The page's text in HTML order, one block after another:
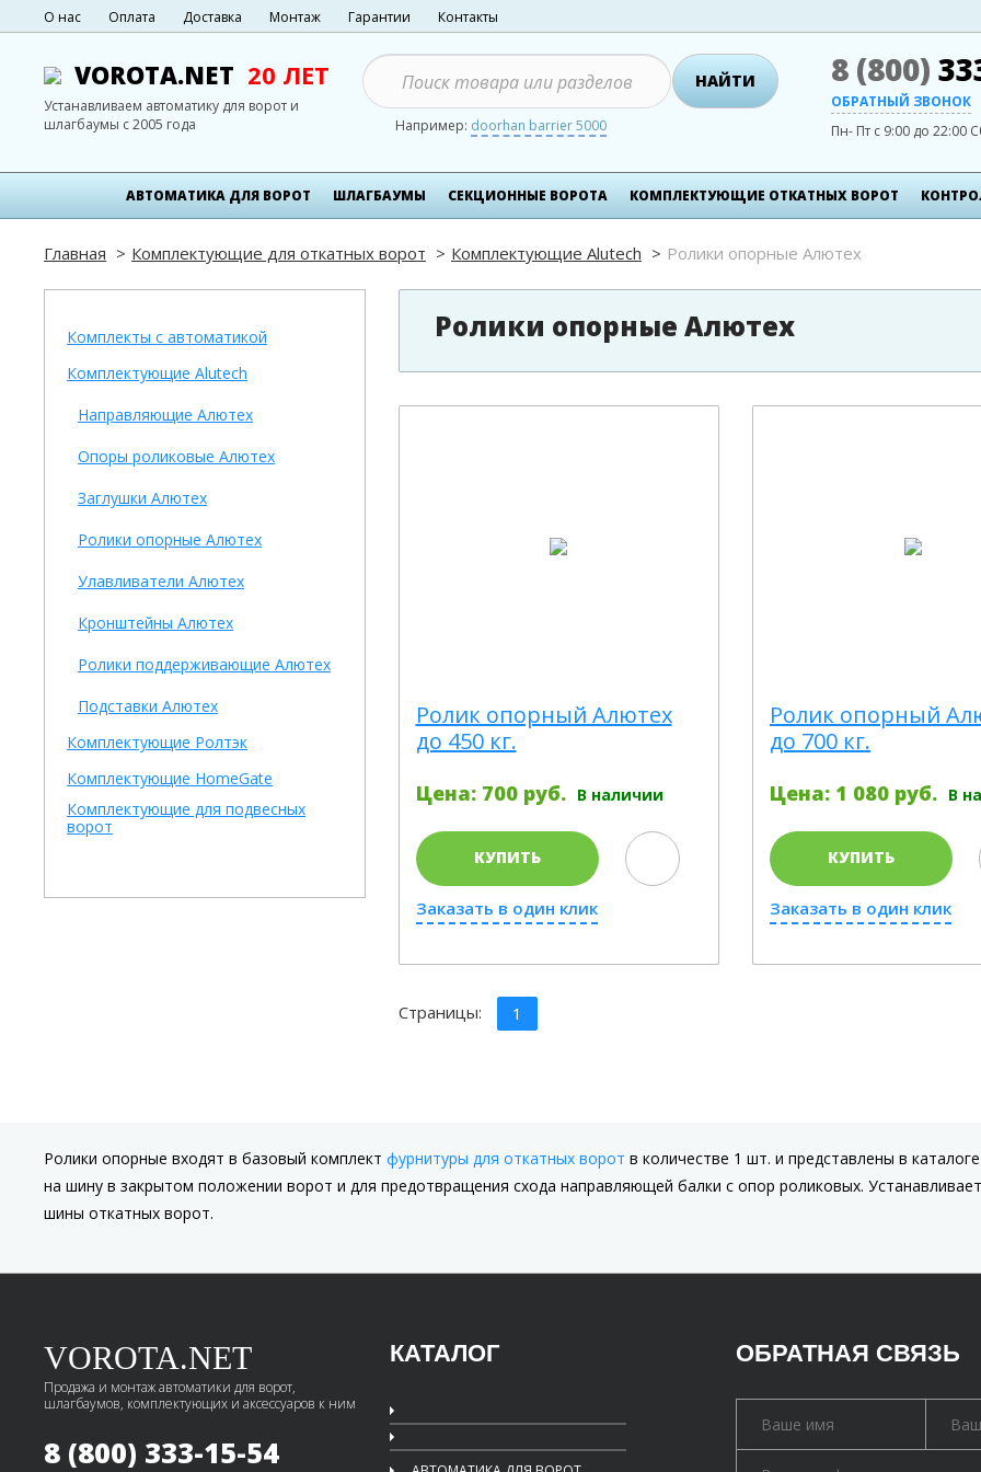
О нас Оплата Доставка Монтаж Гарантии Контакты
VOROTA.NET 20 ЛЕТ
Устанавливаем автоматику для ворот и
шлагбаумы с 2005 года
НАЙТИ
Например: doorhan barrier 5000
8 (800)
ОБРАТНЫЙ ЗВОНОК
Пн- Пт с 9:00 до 22:00
АВТОМАТИКА ДЛЯ ВОРОТ ШЛАГБАУМЫ СЕКЦИОННЫЕ ВОРОТА КОМПЛЕКТУЮЩИЕ ОТКАТНЫХ ВОРОТ
Главная Комплектующие для откатных ворот Комплектующие Alutech Ролики опорные Алютех
Комплекты с автоматикой
Комплектующие Alutech
Направляющие Алютех
Опоры роликовые Алютех
Заглушки Алютех
Ролики опорные Алютех
Улавливатели Алютех
Кронштейны Алютех
Ролики поддерживающие Алютех
Подставки Алютех
Комплектующие Ролтэк
Комплектующие HomeGate
Комплектующие для подвесных
ворот
Ролики опорные Алютех
Ролик опорный Алютех
до 450 кг.
Цена: 700 руб. В наличии
КУПИТЬ
Заказать в один клик
Ролик опорный
до 700 кг.
Цена: 1 080 руб. В
КУПИТЬ
Заказать в один клик
Страницы: 1
Ролики опорные входят в базовый комплект фурнитуры для откатных ворот в количестве 1 шт. и представлены в
на шину в закрытом положении ворот и для предотвращения схода направляющей балки с опор роликовых.
шины откатных ворот.
VOROTA.NET
Продажа и монтаж автоматики для ворот,
шлагбаумов, комплектующих и аксессуаров к ним
8 (800) 333-15-54
КАТАЛОГ ОБРАТНАЯ СВЯЗЬ